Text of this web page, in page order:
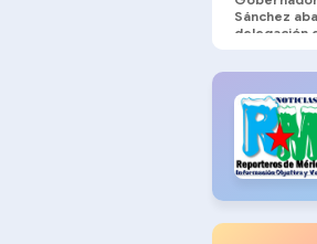
Sánchez
delegación